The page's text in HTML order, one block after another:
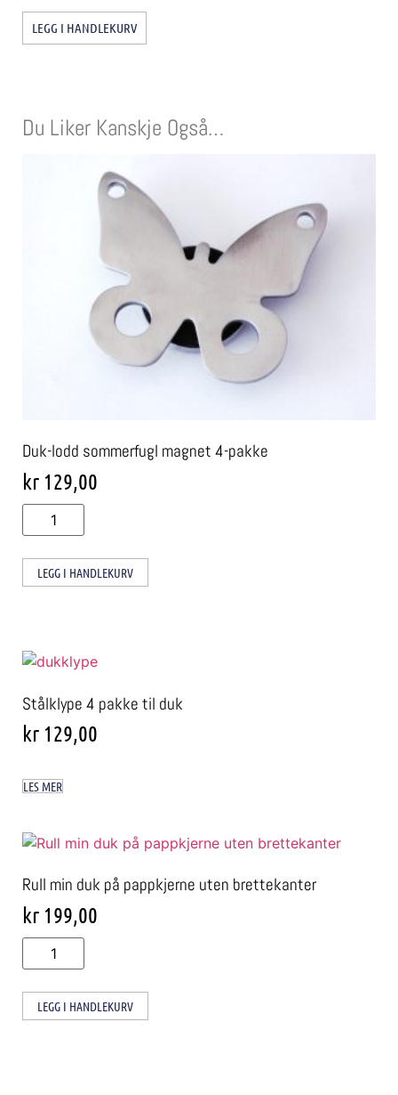
LEGG I HANDLEKURV
Du Liker Kanskje Også…
Duk-lodd sommerfugl magnet 4-pakke
kr 129,00
LEGG I HANDLEKURV
Stålklype 4 pakke til duk
kr 129,00
LES MER
Rull min duk på pappkjerne uten brettekanter
kr 199,00
LEGG I HANDLEKURV